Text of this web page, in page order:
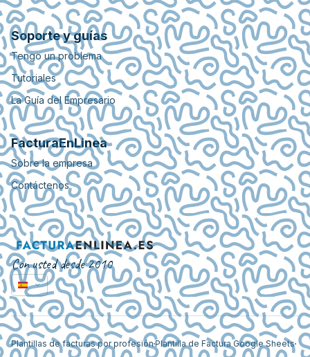
Soporte y guías
Tengo un problema
Tutoriales
La Guía del Empresario
FacturaEnLinea
Sobre la empresa
Contáctenos
Con usted desde 2010
Plantillas de facturas por profesión Plantilla de Factura Google Sheets